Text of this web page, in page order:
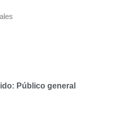
Público general